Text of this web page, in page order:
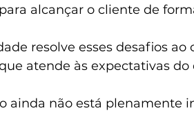
alcançar o cliente de
resolve esses desafios
atende às expectativas
ainda não está plenamente